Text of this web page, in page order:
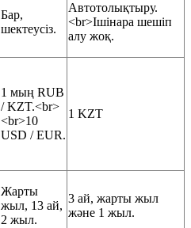
Бар,
шектеусіз.
Автотолықтыру.
<br>Ішінара шешіп
алу жоқ.
1 мың RUB
/ KZT.<br>
<br>10
USD / EUR.
1 KZT
Жарты
жыл, 13 ай,
2 жыл.
3 ай, жарты жыл
және 1 жыл.